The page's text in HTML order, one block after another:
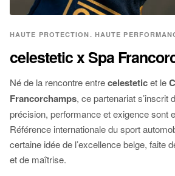
HAUTE PROTECTION. HAUTE
celestetic x Spa
Né de la rencontre entrecelesteticet le
Francorchamps, ce partenariat s’inscrit
précision, performance et exigence sont
Référence internationale du sport
certaine idée de l’excellence belge, faite
et de maîtrise.